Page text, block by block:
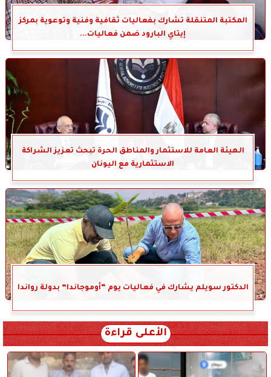
المكتبة المتنقلة تشارك بفعاليات ثقافية وفنية وتوعوية بمركز
إيتاي البارود ضمن فعاليات...
الهيئة العامة للاستثمار والمناطق الحرة تبحث تعزيز الشراكة
الاستثمارية مع اليونان
الدكتور سويلم يشارك في فعاليات يوم “أوموجاندا” بدولة رواندا
الأعلى قراءة